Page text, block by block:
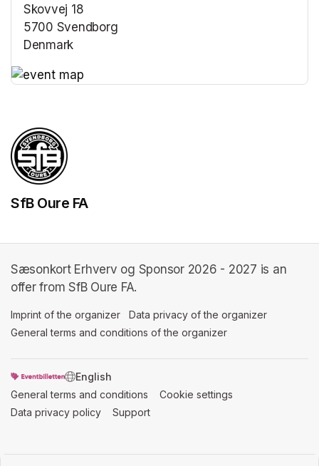
Skovvej 18
5700 Svendborg
Denmark
SfB Oure FA
Sæsonkort Erhverv og Sponsor 2026 - 2027 is an
offer from SfB Oure FA.
Imprint of the organizer (opens in a new tab)
Data privacy of the organizer
General terms and conditions of the organizer
SWITCH LANGUAGE
General terms and conditions (opens in a new tab)
Cookie settings
Data privacy policy (opens in a new tab)
Support